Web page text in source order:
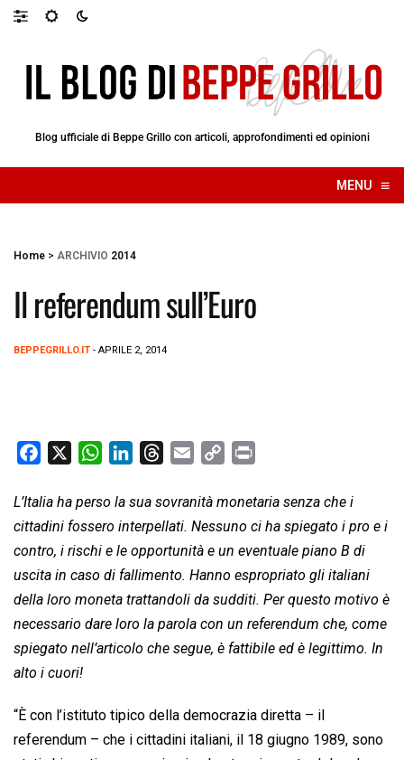
Blog ufficiale di Beppe Grillo con articoli, approfondimenti ed opinioni
MENU ≡
☰
Home > ARCHIVIO 2014
Il referendum sull’Euro
BEPPEGRILLO.IT - APRILE 2, 2014
c
e
b
o
o
k
W
a
t
s
A
p
p
n
k
e
d
I
n
r
e
a
d
s
a
i
l
p
y
L
i
n
k
i
n
t
L’Italia ha perso la sua sovranità monetaria senza che i
cittadini fossero interpellati. Nessuno ci ha spiegato i pro e i
contro, i rischi e le opportunità e un eventuale piano B di
uscita in caso di fallimento. Hanno espropriato gli italiani
della loro moneta trattandoli da sudditi. Per questo motivo è
necessario dare loro la parola con un referendum che, come
spiegato nell’articolo che segue, è fattibile ed è legittimo. In
alto i cuori!
“È con l’istituto tipico della democrazia diretta – il
referendum – che i cittadini italiani, il 18 giugno 1989, sono